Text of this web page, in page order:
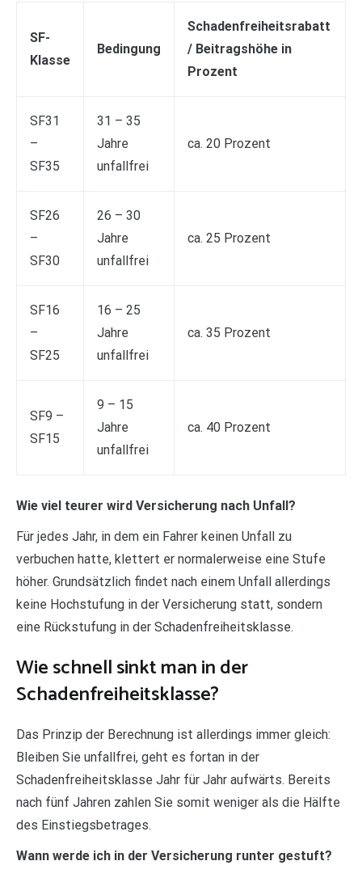
SF-
Klasse
Bedingung
Schadenfreiheitsrabatt
/ Beitragshöhe in
Prozent
SF31
–
SF35
31 – 35
Jahre
unfallfrei
ca. 20 Prozent
SF26
–
SF30
26 – 30
Jahre
unfallfrei
ca. 25 Prozent
SF16
–
SF25
16 – 25
Jahre
unfallfrei
ca. 35 Prozent
SF9 –
SF15
9 – 15
Jahre
unfallfrei
ca. 40 Prozent
Wie viel teurer wird Versicherung nach Unfall?
Für jedes Jahr, in dem ein Fahrer keinen Unfall zu
verbuchen hatte, klettert er normalerweise eine Stufe
höher. Grundsätzlich findet nach einem Unfall allerdings
keine Hochstufung in der Versicherung statt, sondern
eine Rückstufung in der Schadenfreiheitsklasse.
Wie schnell sinkt man in der
Schadenfreiheitsklasse?
Das Prinzip der Berechnung ist allerdings immer gleich:
Bleiben Sie unfallfrei, geht es fortan in der
Schadenfreiheitsklasse Jahr für Jahr aufwärts. Bereits
nach fünf Jahren zahlen Sie somit weniger als die Hälfte
des Einstiegsbetrages.
Wann werde ich in der Versicherung runter gestuft?